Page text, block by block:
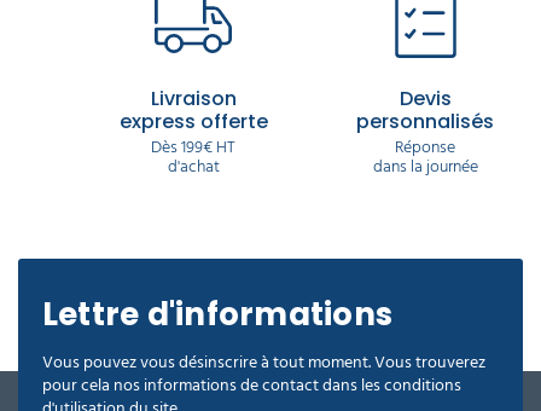
HP pour
nettoyeur
pression
10m
179,90 €
nettoyeur
haute
M22
83,12 €
Livraison
express offerte
Dès 199€ HT
d'achat
Devis
personnalisés
Réponse
dans la journée
Lettre d'informations
Vous pouvez vous désinscrire à tout moment. Vous trouverez
pour cela nos informations de contact dans les conditions